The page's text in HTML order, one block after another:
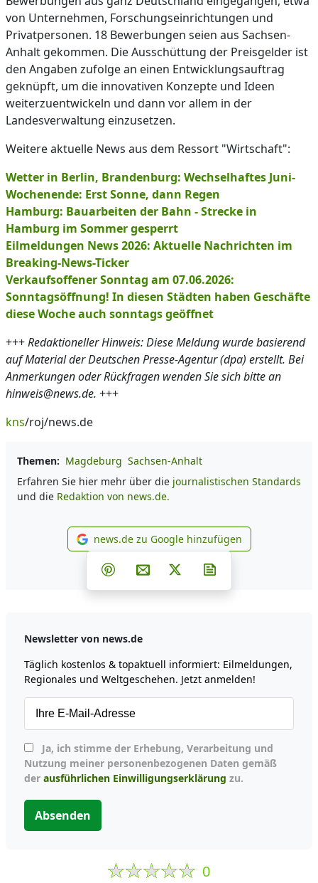
von Unternehmen, Forschungseinrichtungen und
Privatpersonen. 18 Bewerbungen seien aus Sachsen-
Anhalt gekommen. Die Ausschüttung der Preisgelder ist
den Angaben zufolge an einen Entwicklungsauftrag
geknüpft, um die innovativen Konzepte und Ideen
weiterzuentwickeln und dann vor allem in der
Landesverwaltung einzusetzen.
Weitere aktuelle News aus dem Ressort "Wirtschaft":
Wetter in Berlin, Brandenburg: Wechselhaftes Juni-
Wochenende: Erst Sonne, dann Regen
Hamburg: Bauarbeiten der Bahn - Strecke in
Hamburg im Sommer gesperrt
Eilmeldungen News 2026: Aktuelle Nachrichten im
Breaking-News-Ticker
Verkaufsoffener Sonntag am 07.06.2026:
Sonntagsöffnung! In diesen Städten haben Geschäfte
diese Woche auch sonntags geöffnet
+++Redaktioneller Hinweis: Diese Meldung wurde basierend
auf Material der Deutschen Presse-Agentur (dpa) erstellt. Bei
Anmerkungen oder Rückfragen wenden Sie sich bitte an
hinweis@news.de. +++
kns/roj/news.de
Themen: Magdeburg Sachsen-Anhalt
Erfahren Sie hier mehr über die journalistischen Standards
und die Redaktion von news.de.
news.de zu Google
news.de zu Google hinzufügen
Teilen auf Facebook
Teilen auf Whatsapp
Teilen auf Telegram
Teilen auf Pinterest
Per E-Mail teilen
Post auf X
Newsletter von news.de
Täglich kostenlos & topaktuell informiert: Eilmeldungen,
Regionales und Weltgeschehen. Jetzt anmelden!
Nutzung meiner personenbezogenen Daten gemäß
der ausführlichen Einwilligungserklärung zu.
Absenden
0